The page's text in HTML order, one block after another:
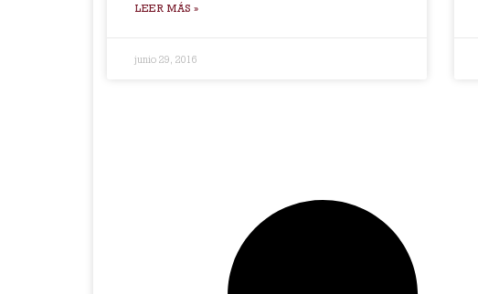
LEER MÁS »
junio 29, 2016